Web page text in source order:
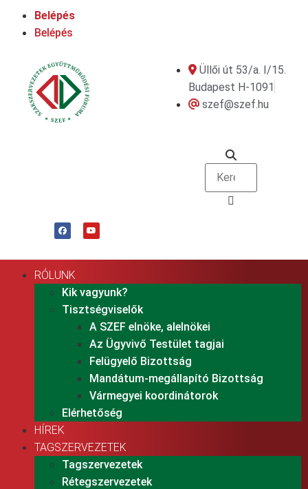
Belépés
Belépés
Üllői út 53/a. I/15.
Budapest H-1091
szef@szef.hu
RÓLUNK
Kik vagyunk?
Tisztségviselők
A SZEF elnöke, alelnökei
Az Ügyvivő Testület tagjai
Felügyelő Bizottság
Mandátum-megállapító Bizottság
Vármegyei koordinátorok
Elérhetőség
HÍREK
TAGSZERVEZETEK
Tagszervezetek
Rétegszervezetek